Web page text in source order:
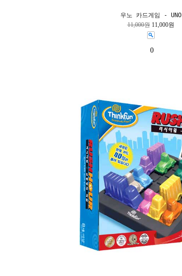
우노 카드게임 - UNO
11,000원 11,000원
0